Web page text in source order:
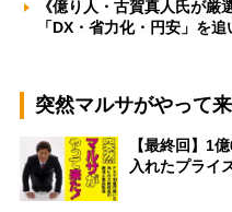
《億り人・古賀真人氏が厳
「DX・省力化・円安」を
突然マルサがやって来
【最終回】1
入れたプライ